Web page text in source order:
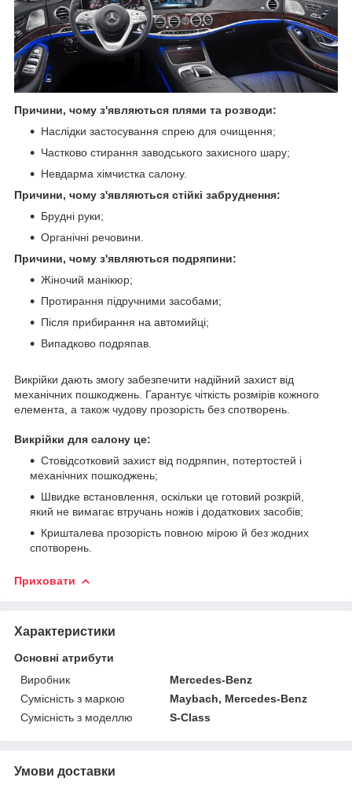
Причини, чому з'являються плями та розводи:
Наслідки застосування спрею для очищення;
Частково стирання заводського захисного шару;
Невдарма хімчистка салону.
Причини, чому з'являються стійкі забруднення:
Брудні руки;
Органічні речовини.
Причини, чому з'являються подряпини:
Жіночий манікюр;
Протирання підручними засобами;
Після прибирання на автомийці;
Випадково подряпав.
Викрійки дають змогу забезпечити надійний захист від
механічних пошкоджень. Гарантує чіткість розмірів кожного
елемента, а також чудову прозорість без спотворень.
Викрійки для салону це:
Стовідсотковий захист від подряпин, потертостей і
механічних пошкоджень;
Швидке встановлення, оскільки це готовий розкрій,
який не вимагає втручань ножів і додаткових засобів;
Кришталева прозорість повною мірою й без жодних
спотворень.
Приховати
Характеристики
Основні атрибути
Виробник
Mercedes-Benz
Сумісність з маркою
Maybach, Mercedes-Benz
Сумісність з моделлю
S-Class
Умови доставки